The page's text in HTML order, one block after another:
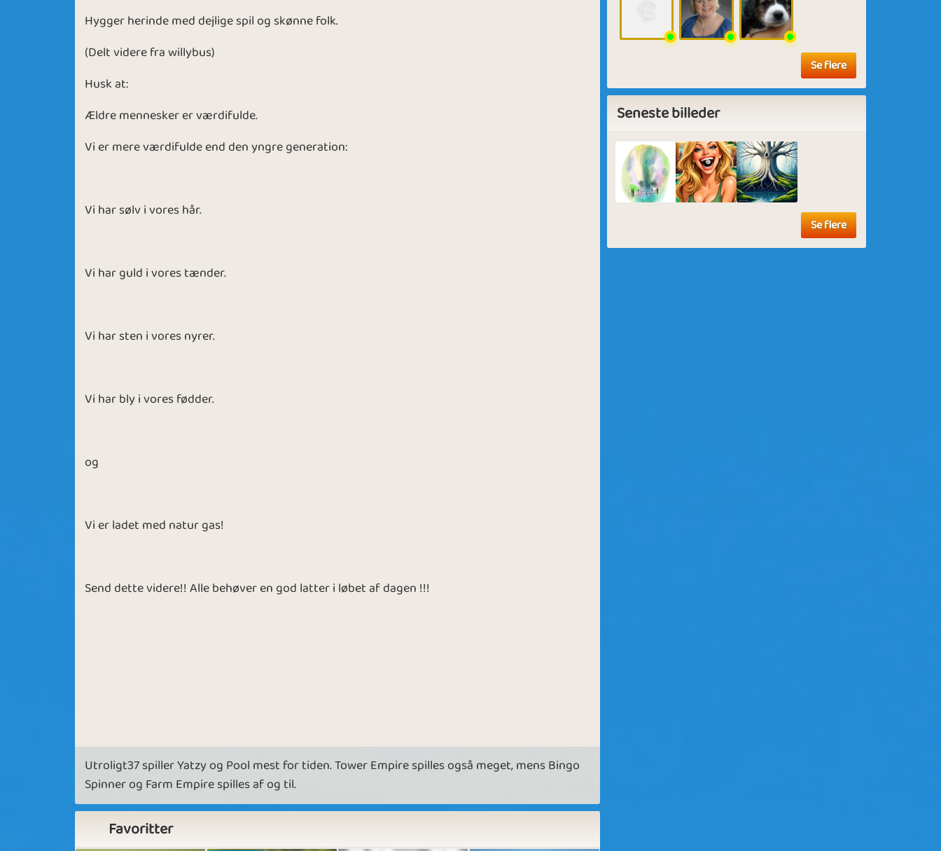
Hygger herinde med dejlige spil og skønne folk.
(Delt videre fra willybus)
Husk at:
Ældre mennesker er værdifulde.
Vi er mere værdifulde end den yngre generation:
Vi har sølv i vores hår.
Vi har guld i vores tænder.
Vi har sten i vores nyrer.
Vi har bly i vores fødder.
og
Vi er ladet med natur gas!
Send dette videre!! Alle behøver en god latter i løbet af dagen !!!
Utroligt37 spiller Yatzy og Pool mest for tiden. Tower Empire spilles også meget, mens Bingo
Spinner og Farm Empire spilles af og til.
Favoritter
Se flere
Seneste billeder
Se flere